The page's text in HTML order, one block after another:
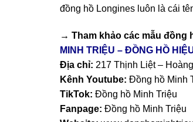
đồng hồ Longines luôn là cái
→ Tham khảo các mẫu đồng
MINH TRIỆU – ĐỒNG HỒ
Địa chỉ: 217 Thịnh Liệt –
Kênh Youtube: Đồng hồ Minh
TikTok: Đồng hồ Minh Triệu
Fanpage: Đồng hồ Minh Triệu